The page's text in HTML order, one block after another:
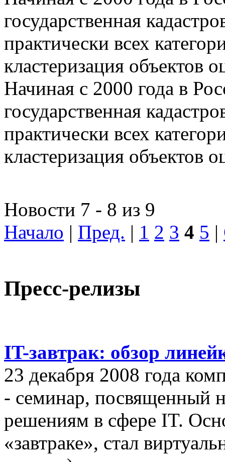
государственная
практически всех
кластеризация объектов
Начиная с 2000 года в
государственная
практически всех
кластеризация объектов
Новости 7 - 8 из 9
Начало | Пред. | 1 2 3 4 5 |
Пресс-релизы
IT-завтрак: обзор
23 декабря 2008 года
- семинар, посвященный
решениям в сфере IT.
«завтраке», стал